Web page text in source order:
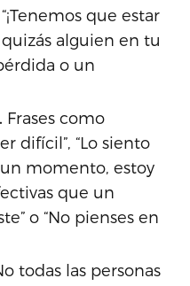
que estar
alguien en tu
o un
Frases como
difícil”, “Lo siento
un momento, estoy
que un
o “No pienses en
todas las personas